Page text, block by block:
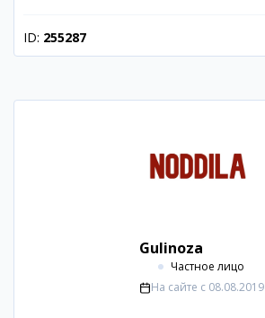
ID: 255287
Gulinoza
Частное лицо
На сайте с 08.08.2019